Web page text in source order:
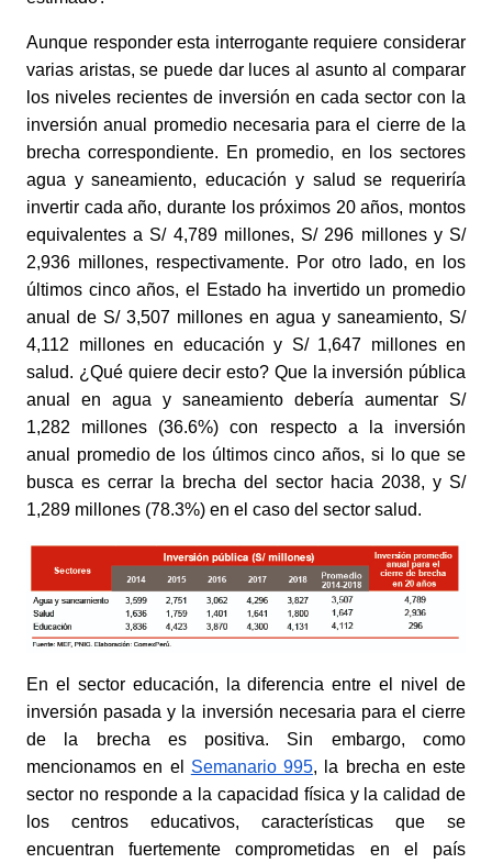
Aunque responder esta interrogante requiere considerar
varias aristas, se puede dar luces al asunto al comparar
los niveles recientes de inversión en cada sector con la
inversión anual promedio necesaria para el cierre de la
brecha correspondiente. En promedio, en los sectores
agua y saneamiento, educación y salud se requeriría
invertir cada año, durante los próximos 20 años, montos
equivalentes a S/ 4,789 millones, S/ 296 millones y S/
2,936 millones, respectivamente. Por otro lado, en los
últimos cinco años, el Estado ha invertido un promedio
anual de S/ 3,507 millones en agua y saneamiento, S/
4,112 millones en educación y S/ 1,647 millones en
salud. ¿Qué quiere decir esto? Que la inversión pública
anual en agua y saneamiento debería aumentar S/
1,282 millones (36.6%) con respecto a la inversión
anual promedio de los últimos cinco años, si lo que se
busca es cerrar la brecha del sector hacia 2038, y S/
1,289 millones (78.3%) en el caso del sector salud.
En el sector educación, la diferencia entre el nivel de
inversión pasada y la inversión necesaria para el cierre
de la brecha es positiva. Sin embargo, como
mencionamos en el
Semanario 995, la brecha en este
sector no responde a la capacidad física y la calidad de
los centros educativos, características que se
encuentran fuertemente comprometidas en el país